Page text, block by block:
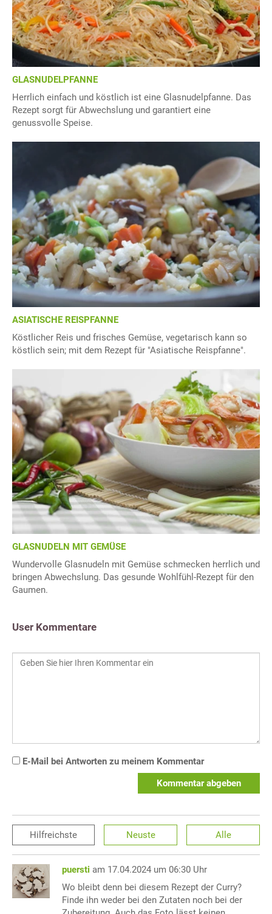
GLASNUDELPFANNE
Herrlich einfach und köstlich ist eine Glasnudelpfanne. Das
Rezept sorgt für Abwechslung und garantiert eine
genussvolle Speise.
ASIATISCHE REISPFANNE
Köstlicher Reis und frisches Gemüse, vegetarisch kann so
köstlich sein; mit dem Rezept für "Asiatische Reispfanne".
GLASNUDELN MIT GEMÜSE
Wundervolle Glasnudeln mit Gemüse schmecken herrlich und
bringen Abwechslung. Das gesunde Wohlfühl-Rezept für den
Gaumen.
User Kommentare
E-Mail bei Antworten zu meinem Kommentar
Kommentar abgeben
Hilfreichste Neuste Alle
puersti am 17.04.2024 um 06:30 Uhr
Wo bleibt denn bei diesem Rezept der Curry?
Finde ihn weder bei den Zutaten noch bei der